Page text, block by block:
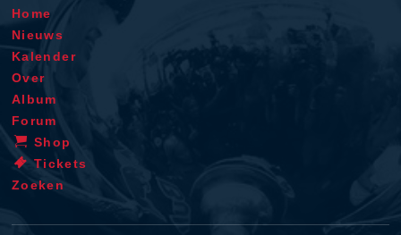
Home
Nieuws
Kalender
Over
Album
Forum
Shop
Tickets
Zoeken